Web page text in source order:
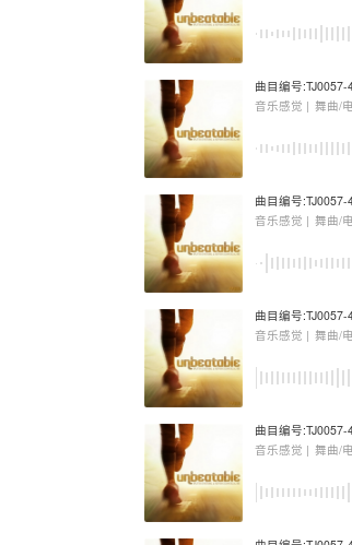
曲目编号:TJ0057-
音乐感觉 | 舞曲/
曲目编号:TJ0057-
音乐感觉 | 舞曲/
曲目编号:TJ0057-
音乐感觉 | 舞曲/
曲目编号:TJ0057-
音乐感觉 | 舞曲/